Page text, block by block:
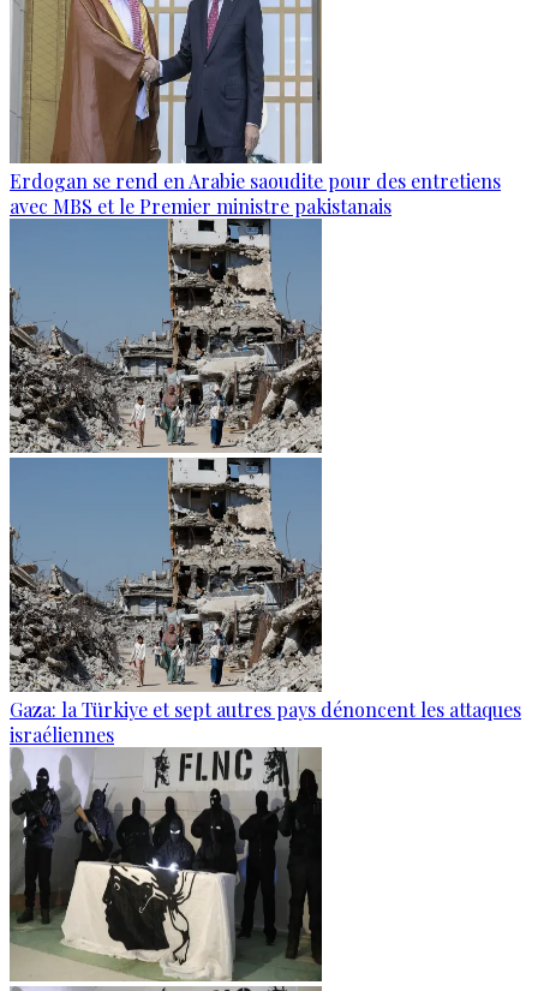
Erdogan se rend en Arabie saoudite pour des entretiens
avec MBS et le Premier ministre pakistanais
Gaza: la Türkiye et sept autres pays dénoncent les attaques
israéliennes